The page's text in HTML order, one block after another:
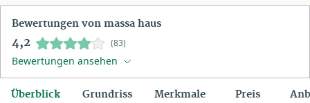
Bewertungen von massa haus
4,2 (83)
Bewertungen ansehen
Überblick Grundriss Merkmale Preis